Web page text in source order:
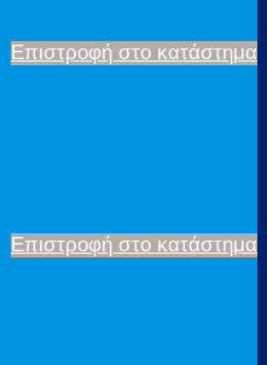
Επιστροφή στο κατάστημα
Επιστροφή στο κατάστημα